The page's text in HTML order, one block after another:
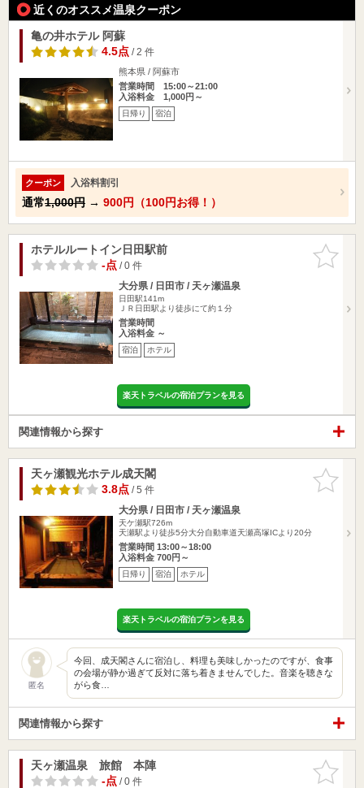
近くのオススメ温泉クーポン
亀の井ホテル 阿蘇
4.5点/ 2 件
熊本県 / 阿蘇市
営業時間 15:00～21:00
入浴料金 1,000円～
日帰り 宿泊
クーポン 入浴料割引
通常1,000円 → 900円（100円お得！）
お気に入
りに追加
ホテルルートイン日田駅前
-点/ 0 件
大分県 / 日田市 / 天ヶ瀬温泉
日田駅141m
ＪＲ日田駅より徒歩にて約１分
営業時間
入浴料金 ～
宿泊 ホテル
楽天トラベルの宿泊プランを見る
関連情報から探す
お気に入
りに追加
天ヶ瀬観光ホテル成天閣
3.8点/ 5 件
大分県 / 日田市 / 天ヶ瀬温泉
天ケ瀬駅726m
天瀬駅より徒歩5分大分自動車道天瀬高塚ICより20分
営業時間 13:00～18:00
入浴料金 700円～
日帰り 宿泊 ホテル
楽天トラベルの宿泊プランを見る
匿名
今回、成天閣さんに宿泊し、料理も美味しかったのですが、食事
の会場が静か過ぎて反対に落ち着きませんでした。音楽を聴きな
がら食…
関連情報から探す
お気に入
りに追加
天ヶ瀬温泉 旅館 本陣
-点/ 0 件